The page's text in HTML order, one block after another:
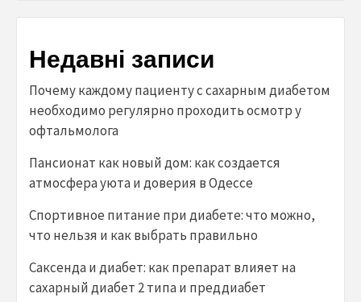
Недавні записи
Почему каждому пациенту с сахарным диабетом
необходимо регулярно проходить осмотр у
офтальмолога
Пансионат как новый дом: как создается
атмосфера уюта и доверия в Одессе
Спортивное питание при диабете: что можно,
что нельзя и как выбрать правильно
Саксенда и диабет: как препарат влияет на
сахарный диабет 2 типа и преддиабет